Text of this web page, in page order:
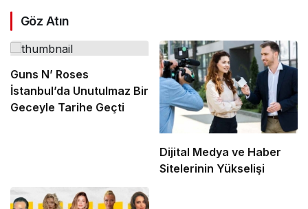
Göz Atın
Guns N’ Roses
İstanbul’da Unutulmaz Bir
Geceyle Tarihe Geçti
Dijital Medya ve Haber
Sitelerinin Yükselişi